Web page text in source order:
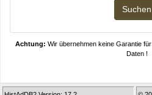
Achtung: Wir übernehmen keine Garantie
Daten !